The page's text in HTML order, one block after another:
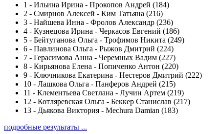
1 - Ильина Ирина - Прокопов Андрей (184)
2 - Смирнов Алексей - Ким Татьяна (216)
3 - Найшева Инна - Фролов Александр (236)
4 - Кузнецова Ирина - Черкасов Евгений (186)
5 - Бейтуганова Ольга - Трофимов Никита (249)
6 - Павлинова Ольга - Рыжов Дмитрий (224)
7 - Герасимова Анна - Черемных Вадим (227)
8 - Кирьянова Елена - Попиченко Антон (220)
9 - Ключникова Екатерина - Нестеров Дмитрий (222)
10 - Лашкова Ольга - Панферов Андрей (215)
11 - Клементьева Светлана - Лучин Артем (219)
12 - Котляревская Ольга - Беккер Станислав (217)
13 - Дьякова Виктория - Mechura Damian (183)
подробные результаты ...